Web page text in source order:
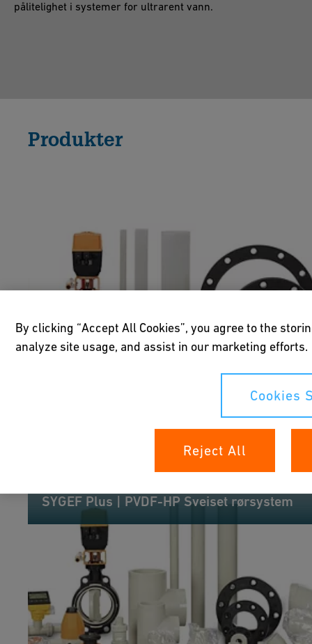
pålitelighet i systemer for ultrarent vann.
Produkter
SYGEF Plus | PVDF-HP Sveiset rørsystem
By clicking “Accept All Cookies”, you agree to the
analyze site usage, and assist in our marketing efforts.
Cookies
Reject All